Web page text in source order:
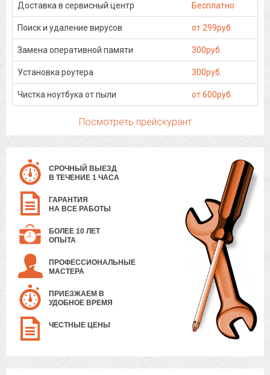
Доставка в сервисный центр Бесплатно
Поиск и удаление вирусов от 299руб.
Замена оперативной памяти 300руб.
Установка роутера 300руб.
Чистка ноутбука от пыли от 600руб.
Посмотреть прейскурант
СРОЧНЫЙ ВЫЕЗД
В ТЕЧЕНИЕ 1 ЧАСА
ГАРАНТИЯ
НА ВСЕ РАБОТЫ
БОЛЕЕ 10 ЛЕТ
ОПЫТА
ПРОФЕССИОНАЛЬНЫЕ
МАСТЕРА
ПРИЕЗЖАЕМ В
УДОБНОЕ ВРЕМЯ
ЧЕСТНЫЕ ЦЕНЫ